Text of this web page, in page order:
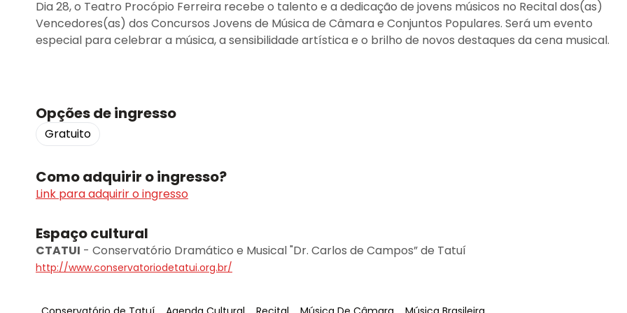
Dia 28, o Teatro Procópio Ferreira recebe o talento e a dedicação de jovens músicos no Recital dos(as)
Vencedores(as) dos Concursos Jovens de Música de Câmara e Conjuntos Populares. Será um evento
especial para celebrar a música, a sensibilidade artística e o brilho de novos destaques da cena musical.
Opções de ingresso
Gratuito
Como adquirir o ingresso?
Link para adquirir o ingresso
Espaço cultural
CTATUI - Conservatório Dramático e Musical "Dr. Carlos de Campos” de Tatuí
http://www.conservatoriodetatui.org.br/
Tag: Tag: Tag: Tag: Tag: